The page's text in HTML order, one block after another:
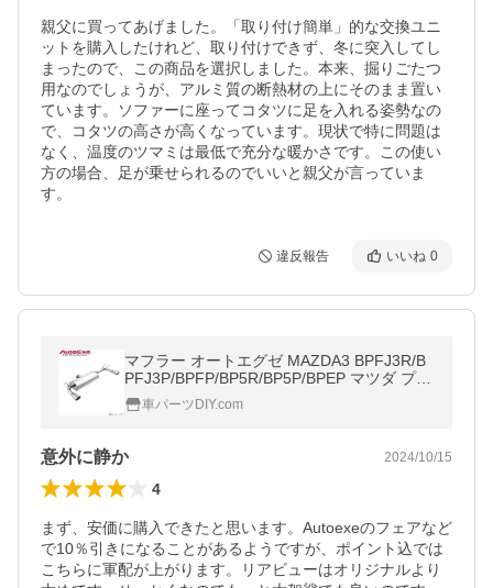
親父に買ってあげました。「取り付け簡単」的な交換ユニ
ットを購入したけれど、取り付けできず、冬に突入してし
まったので、この商品を選択しました。本来、掘りごたつ
用なのでしょうが、アルミ質の断熱材の上にそのまま置い
ています。ソファーに座ってコタツに足を入れる姿勢なの
で、コタツの高さが高くなっています。現状で特に問題は
なく、温度のツマミは最低で充分な暖かさです。この使い
方の場合、足が乗せられるのでいいと親父が言っていま
す。
違反報告 いいね 0
マフラー オートエグゼ MAZDA3 BPFJ3R/B
PFJ3P/BPFP/BP5R/BP5P/BPEP マツダ プレ
ミアムテールマフラー ステンレス BPA2 V5
810車パーツDIY.com
意外に静か 2024/10/15
4
まず、安価に購入できたと思います。Autoexeのフェアなど
で10％引きになることがあるようですが、ポイント込では
こちらに軍配が上がります。リアビューはオリジナルより